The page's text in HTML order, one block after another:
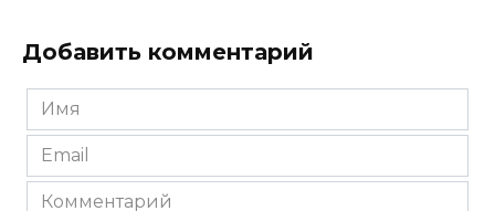
Добавить комментарий
Имя
*
Email
*
Комментарий